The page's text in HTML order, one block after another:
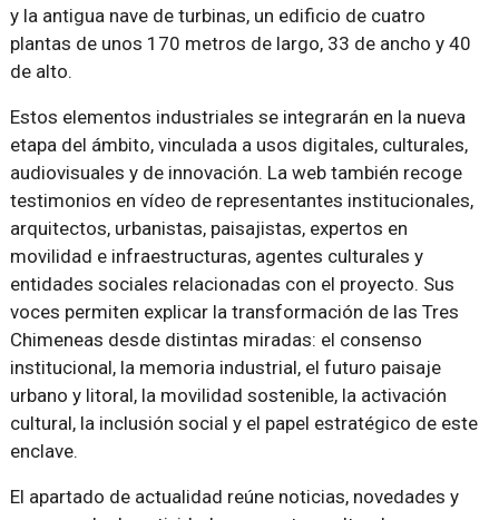
y la antigua nave de turbinas, un edificio de cuatro
plantas de unos 170 metros de largo, 33 de ancho y 40
de alto.
Estos elementos industriales se integrarán en la nueva
etapa del ámbito, vinculada a usos digitales, culturales,
audiovisuales y de innovación. La web también recoge
testimonios en vídeo de representantes institucionales,
arquitectos, urbanistas, paisajistas, expertos en
movilidad e infraestructuras, agentes culturales y
entidades sociales relacionadas con el proyecto. Sus
voces permiten explicar la transformación de las Tres
Chimeneas desde distintas miradas: el consenso
institucional, la memoria industrial, el futuro paisaje
urbano y litoral, la movilidad sostenible, la activación
cultural, la inclusión social y el papel estratégico de este
enclave.
El apartado de actualidad reúne noticias, novedades y